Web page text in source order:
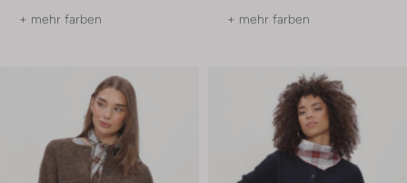
+ mehr farben + mehr farben